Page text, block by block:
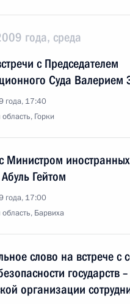
года, среда
с Председателем
Суда
года, 17:40
Горки
Министром
Гейтом
года, 17:00
Барвиха
слово на встрече с
государств
организации